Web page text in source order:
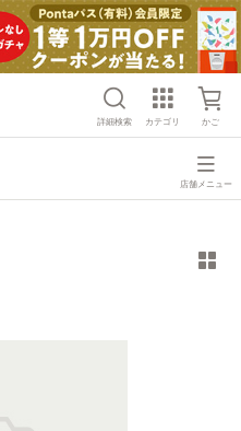
詳細検索 カテゴリ かご
店舗メニュー